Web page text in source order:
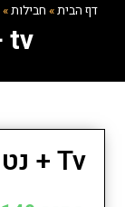
דף הבית» חבילות»
tv + נטפליקס בלבד
Tv + נטפליקס בלבד